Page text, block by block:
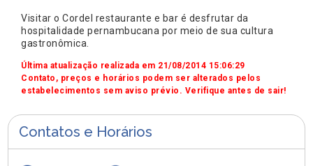
Visitar o Cordel restaurante e bar é desfrutar da
hospitalidade pernambucana por meio de sua cultura
gastronômica.
Última atualização realizada em 21/08/2014 15:06:29
Contato, preços e horários podem ser alterados pelos
estabelecimentos sem aviso prévio. Verifique antes de sair!
Contatos e Horários